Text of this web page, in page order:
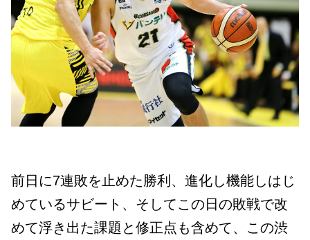
前日に7連敗を止めた勝利、進化し機能しはじ
めているサビート、そしてこの日の敗戦で改
めて浮き出た課題と修正点も含めて、この渋